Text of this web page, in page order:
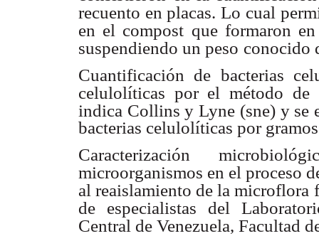
recuento en placas. Lo cual
en el compost que formaron
suspendiendo un peso conocido
Cuantificación de bacterias
celulolíticas por el método de
indica Collins y Lyne (sne) y se
bacterias celulolíticas por
Caracterización
microorganismos en el proceso
al reaislamiento de la microflora
de especialistas
del
Central de Venezuela, Facultad